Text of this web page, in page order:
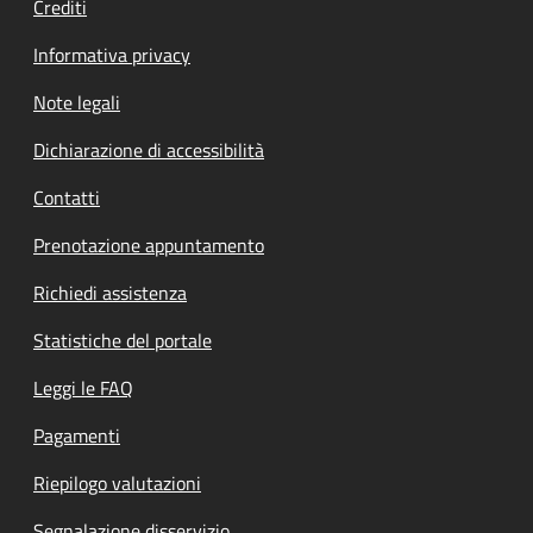
Crediti
Informativa privacy
Note legali
Dichiarazione di accessibilità
Contatti
Prenotazione appuntamento
Richiedi assistenza
Statistiche del portale
Leggi le FAQ
Pagamenti
Riepilogo valutazioni